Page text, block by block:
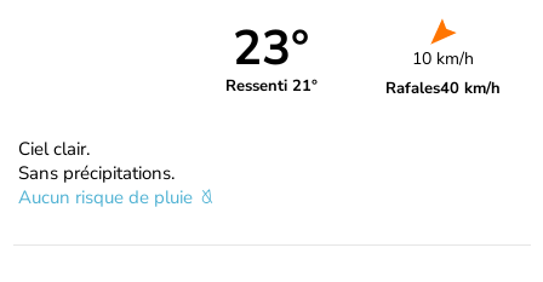
23°
Ressenti 21°
10 km/h
Rafales40 km/h
Ciel clair.
Sans précipitations.
Aucun risque de pluie